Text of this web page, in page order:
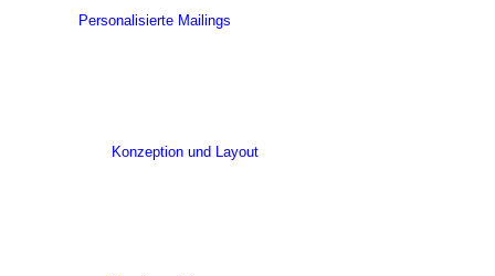
Personalisierte Mailings
Konzeption und Layout